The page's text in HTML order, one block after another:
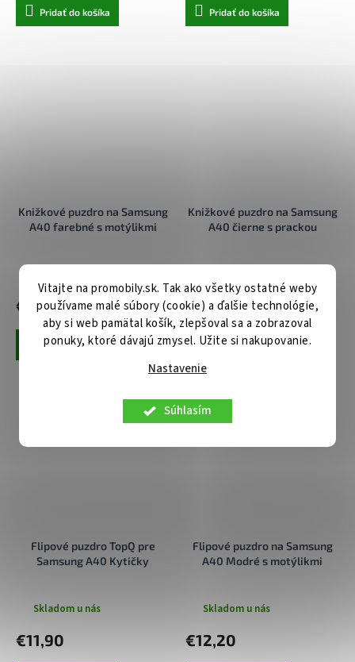
Vitajte na promobily.sk. Tak ako všetky ostatné weby
používame malé súbory (cookie) a ďalšie technológie,
aby si web pamätal košík, zlepšoval sa a zobrazoval
ponuky, ktoré dávajú zmysel. Užite si nakupovanie.
Nastavenie
Súhlasím
Pridať do košíka Pridať do košíka
Knižkové puzdro na Samsung
A40 farebné s motýlikmi
€12,20
Pridať do košíka
Knižkové puzdro na Samsung
A40 čierne s prackou
€12,20
Pridať do košíka
Flipové puzdro TopQ pre
Samsung A40 Kytičky
Skladom u nás
€11,90
Flipové puzdro na Samsung
A40 Modré s motýlikmi
Skladom u nás
€12,20